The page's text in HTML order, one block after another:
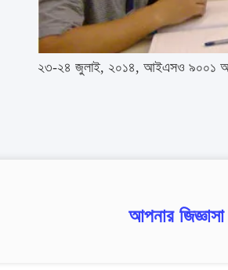
২৩-২৪ জুলাই, ২০১৪, আইএসও ৯০০১
আপনার